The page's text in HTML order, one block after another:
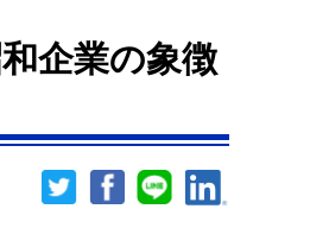
企業の象徴